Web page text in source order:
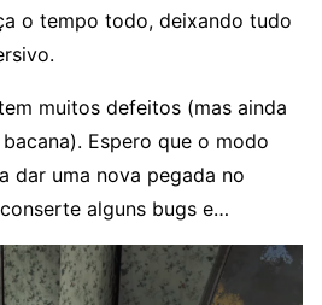
o tempo todo, deixando tudo
muitos defeitos (mas ainda
Espero que o modo
dar uma nova pegada no
alguns bugs e…